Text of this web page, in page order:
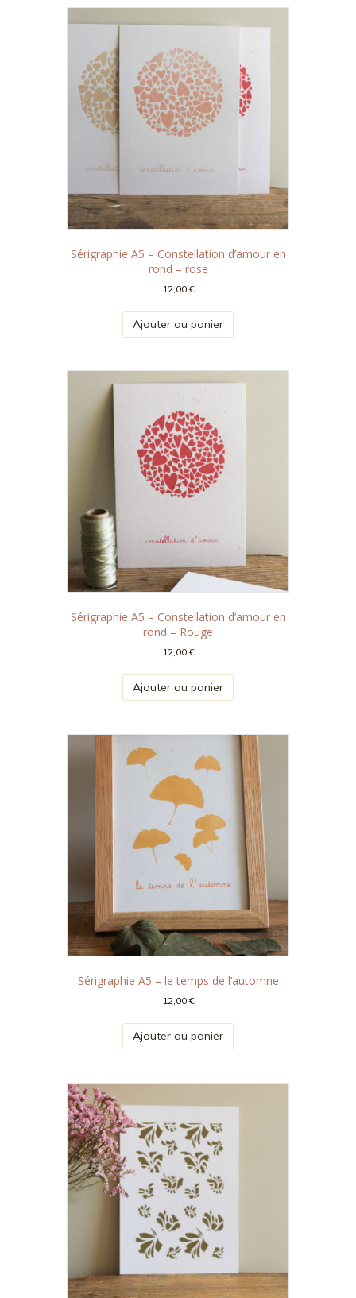
Sérigraphie A5 – Constellation d’amour en
rond – rose
12,00€
Ajouter au panier
Sérigraphie A5 – Constellation d’amour en
rond – Rouge
12,00€
Ajouter au panier
Sérigraphie A5 – le temps de l’automne
12,00€
Ajouter au panier